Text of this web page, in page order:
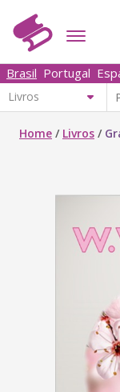
Brasil Portugal
Home / Livros /